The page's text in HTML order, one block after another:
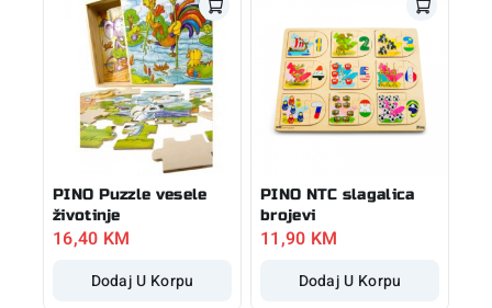
PINO Puzzle vesele
životinje
16,40 KM
Dodaj U Korpu
PINO NTC slagalica
brojevi
11,90 KM
Dodaj U Korpu